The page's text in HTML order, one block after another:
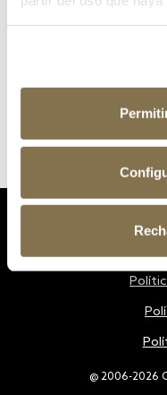
@ 2006-2026